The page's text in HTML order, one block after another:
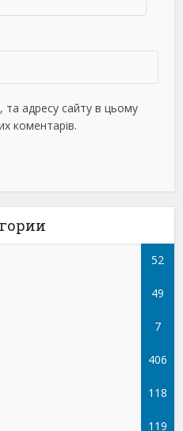
та адресу сайту в цьому
коментарів.
52
49
7
406
118
119